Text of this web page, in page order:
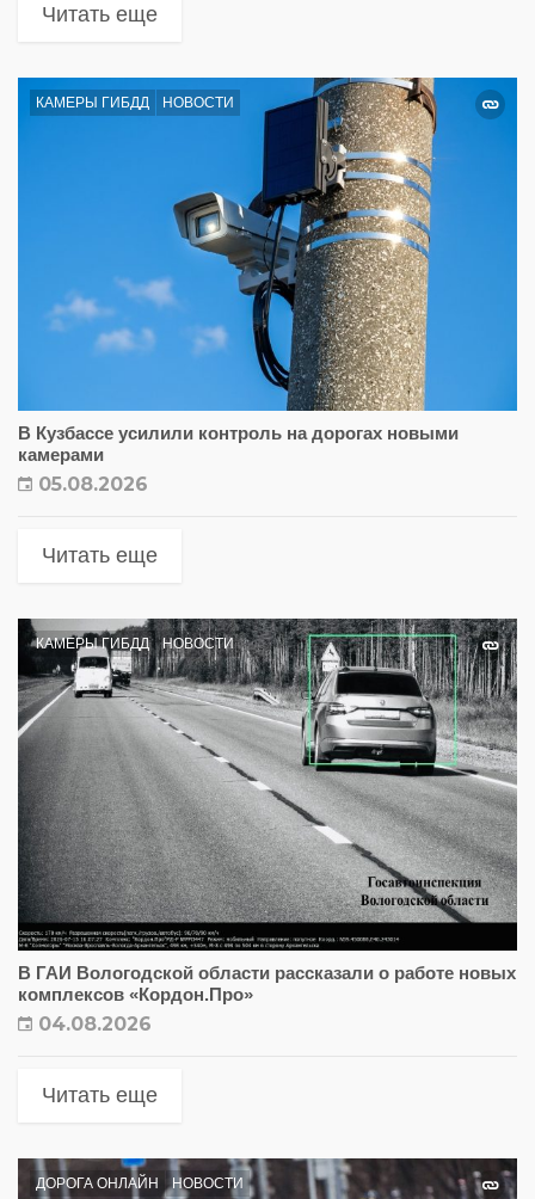
Читать еще
КАМЕРЫ ГИБДД НОВОСТИ
В Кузбассе усилили контроль на дорогах новыми
камерами
05.08.2026
Читать еще
КАМЕРЫ ГИБДД НОВОСТИ
В ГАИ Вологодской области рассказали о работе новых
комплексов «Кордон.Про»
04.08.2026
Читать еще
ДОРОГА ОНЛАЙН НОВОСТИ